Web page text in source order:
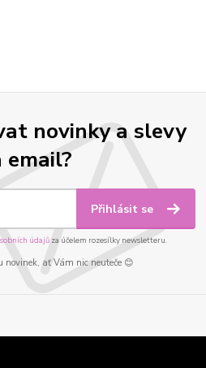
novinky a slevy
email?
Přihlásit se
údajůza účelem rozesílky newsletteru.
novinek, ať Vám nic neuteče 😊